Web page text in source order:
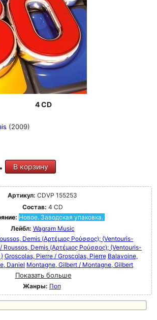
4 CD
(2009)
В корзину
Артикул: CDVP 155253
Состав: 4 CD
Новое. Заводская упаковка.
Лейбл: Wagram Music
Demis (Αρτέμιος Ρούσσος); (Ventouris-
Roussos, Demis (Αρτέμιος Ρούσσος); (Ventouris-
Groscolas, Pierre / Groscolas, Pierre Balavoine,
Daniel Montagne, Gilbert / Montagne, Gilbert
Показать больше
Жанры: Поп